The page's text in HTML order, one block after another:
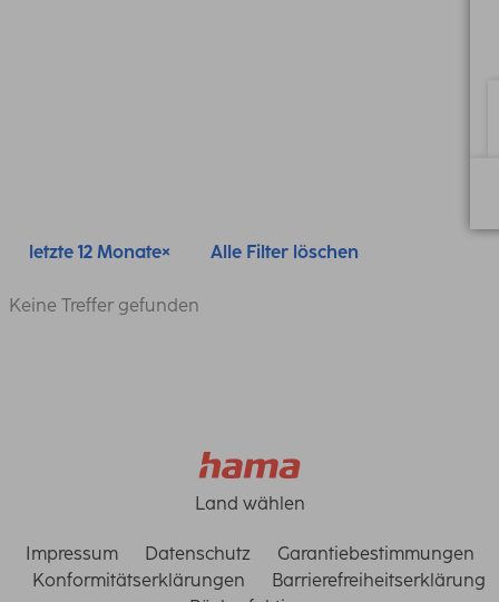
letzte 12 Monate Alle Filter löschen
Keine Treffer gefunden
Land wählen
Impressum Datenschutz
Garantiebestimmungen
Konformitätserklärungen
Barrierefreiheitserklärung